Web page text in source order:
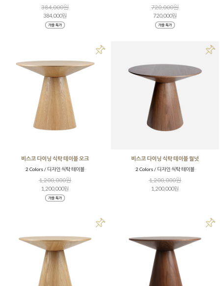
384,000원
384,000원
720,000원
720,000원
비스코 다이닝 식탁 테이블 오크
2 Colors / 디자인 식탁 테이블
1,200,000원
1,200,000원
비스코 다이닝 식탁 테이블 월넛
2 Colors / 디자인 식탁 테이블
1,200,000원
1,200,000원